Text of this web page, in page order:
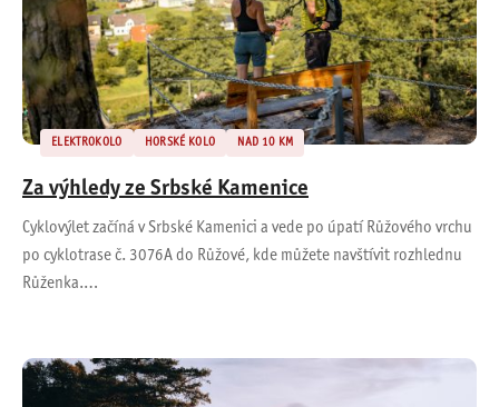
ELEKTROKOLO HORSKÉ KOLO NAD 10 KM
Za výhledy ze Srbské Kamenice
Cyklovýlet začíná v Srbské Kamenici a vede po úpatí Růžového vrchu
po cyklotrase č. 3076A do Růžové, kde můžete navštívit rozhlednu
Růženka.…